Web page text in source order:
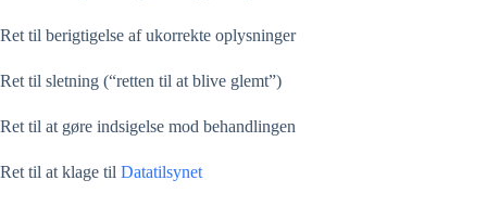
Ret til berigtigelse af ukorrekte oplysninger
Ret til sletning (“retten til at blive glemt”)
Ret til at gøre indsigelse mod behandlingen
Ret til at klage til Datatilsynet